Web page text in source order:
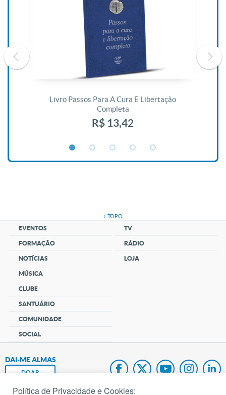
Livro Passos Para A Cura E Libertação
Completa
R$ 13,42
↑ TOPO
EVENTOS
FORMAÇÃO
NOTÍCIAS
MÚSICA
CLUBE
SANTUÁRIO
COMUNIDADE
SOCIAL
TV
RÁDIO
LOJA
DAI-ME ALMAS
DOAR
Política de Privacidade e Cookies: